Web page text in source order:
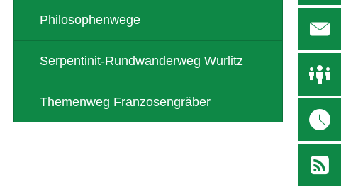
Philosophenwege
Serpentinit-Rundwanderweg Wurlitz
Themenweg Franzosengräber